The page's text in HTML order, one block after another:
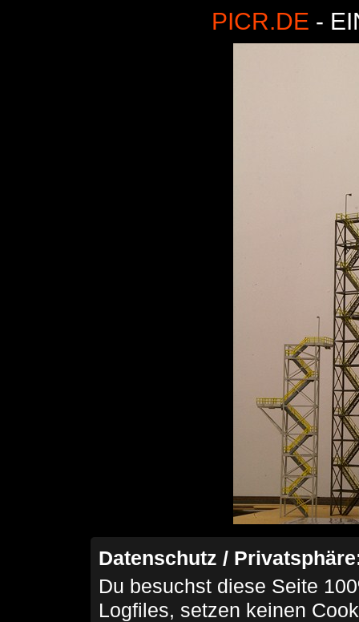
PICR.DE -
Datenschutz /
Du besuchst diese Seite
Logfiles, setzen keinen